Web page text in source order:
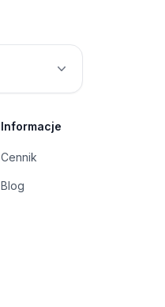
Informacje
Cennik
Blog